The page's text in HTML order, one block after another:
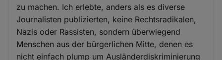
zu machen. Ich erlebte, anders als es diverse
Journalisten publizierten, keine Rechtsradikalen,
Nazis oder Rassisten, sondern überwiegend
Menschen aus der bürgerlichen Mitte, denen es
nicht einfach plump um Ausländerdiskriminierung